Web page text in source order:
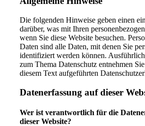
Die folgenden Hinweise geben einen
darüber, was mit Ihren
wenn Sie diese Website besuchen.
Daten sind alle Daten, mit denen Sie
identifiziert werden können.
zum Thema Datenschutz entnehmen
diesem Text aufgeführten
Datenerfassung auf dieser
Wer ist verantwortlich für die
dieser Website?